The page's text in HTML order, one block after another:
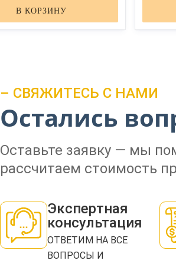
В КОРЗИНУ
– СВЯЖИТЕСЬ С НАМИ
Остались
Оставьте заявку — мы
рассчитаем стоимость
Экспертная
консультация
ОТВЕТИМ НА ВСЕ
ВОПРОСЫ И